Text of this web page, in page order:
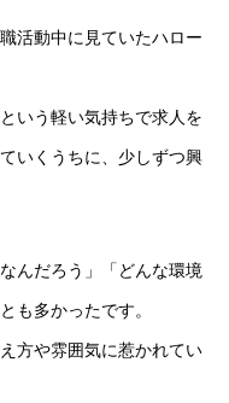
活動中に見ていたハロー
いう軽い気持ちで求人を
いくうちに、少しずつ興
んだろう」「どんな環境
も多かったです。
方や雰囲気に惹かれてい